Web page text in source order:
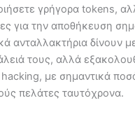
γρήγορα tokens,
για την αποθήκευση
ανταλλακτήρια δίνουν
τους, αλλά
hacking, με σημαντικά
πελάτες ταυτόχρονα.